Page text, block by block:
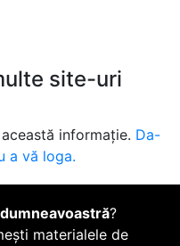
site-uri
informație. Da-
a vă loga.
?
materialele de